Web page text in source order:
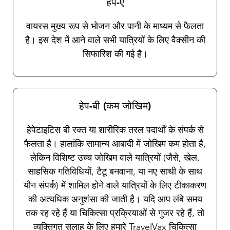
हेप-ए
वायरस मुख्य रूप से भोजन और पानी के माध्यम से फैलता
है। इस देश में आने वाले सभी यात्रियों के लिए वैक्सीन की
सिफारिश की गई है।
हेप-बी (कम जोखिम)
हेपेटाइटिस बी रक्त या शारीरिक तरल पदार्थों के संपर्क से
फैलता है। हालांकि सामान्य आबादी में जोखिम कम होता है,
लेकिन विशिष्ट उच्च जोखिम वाले यात्रियों (जैसे, खेल,
साहसिक गतिविधियों, टैटू बनवाना, या नए साथी के साथ
यौन संपर्क) में शामिल होने वाले यात्रियों के लिए टीकाकरण
की अत्यधिक अनुशंसा की जाती है। यदि आप लंबे समय
तक रह रहे हैं या चिकित्सा प्रक्रियाओं से गुजर रहे हैं, तो
व्यक्तिगत सलाह के लिए हमारे TravelVax चिकित्सा